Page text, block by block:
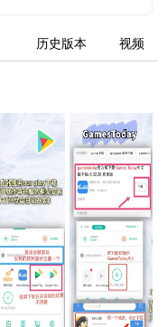
历史版本 视频